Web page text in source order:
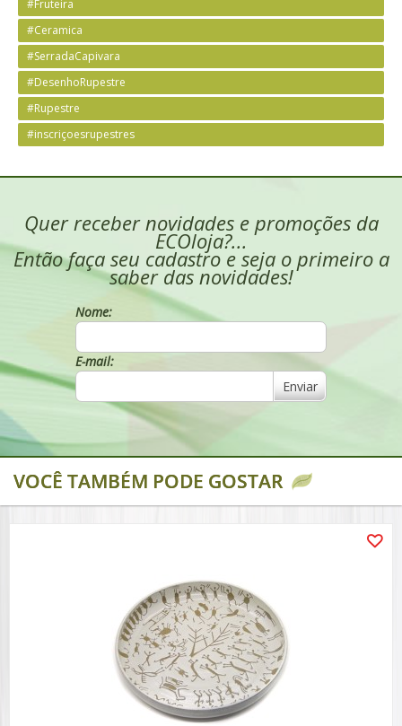
#Fruteira
#Ceramica
#SerradaCapivara
#DesenhoRupestre
#Rupestre
#inscriçoesrupestres
Quer receber novidades e promoções da
ECOloja?...
Então faça seu cadastro e seja o primeiro a
saber das novidades!
Nome:
E-mail:
Enviar
VOCÊ TAMBÉM PODE GOSTAR